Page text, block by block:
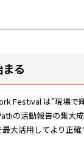
る
Festival は”現場
の活動報告の集大
活用してより正